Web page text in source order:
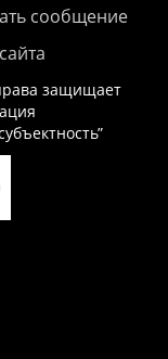
сообщение
защищает